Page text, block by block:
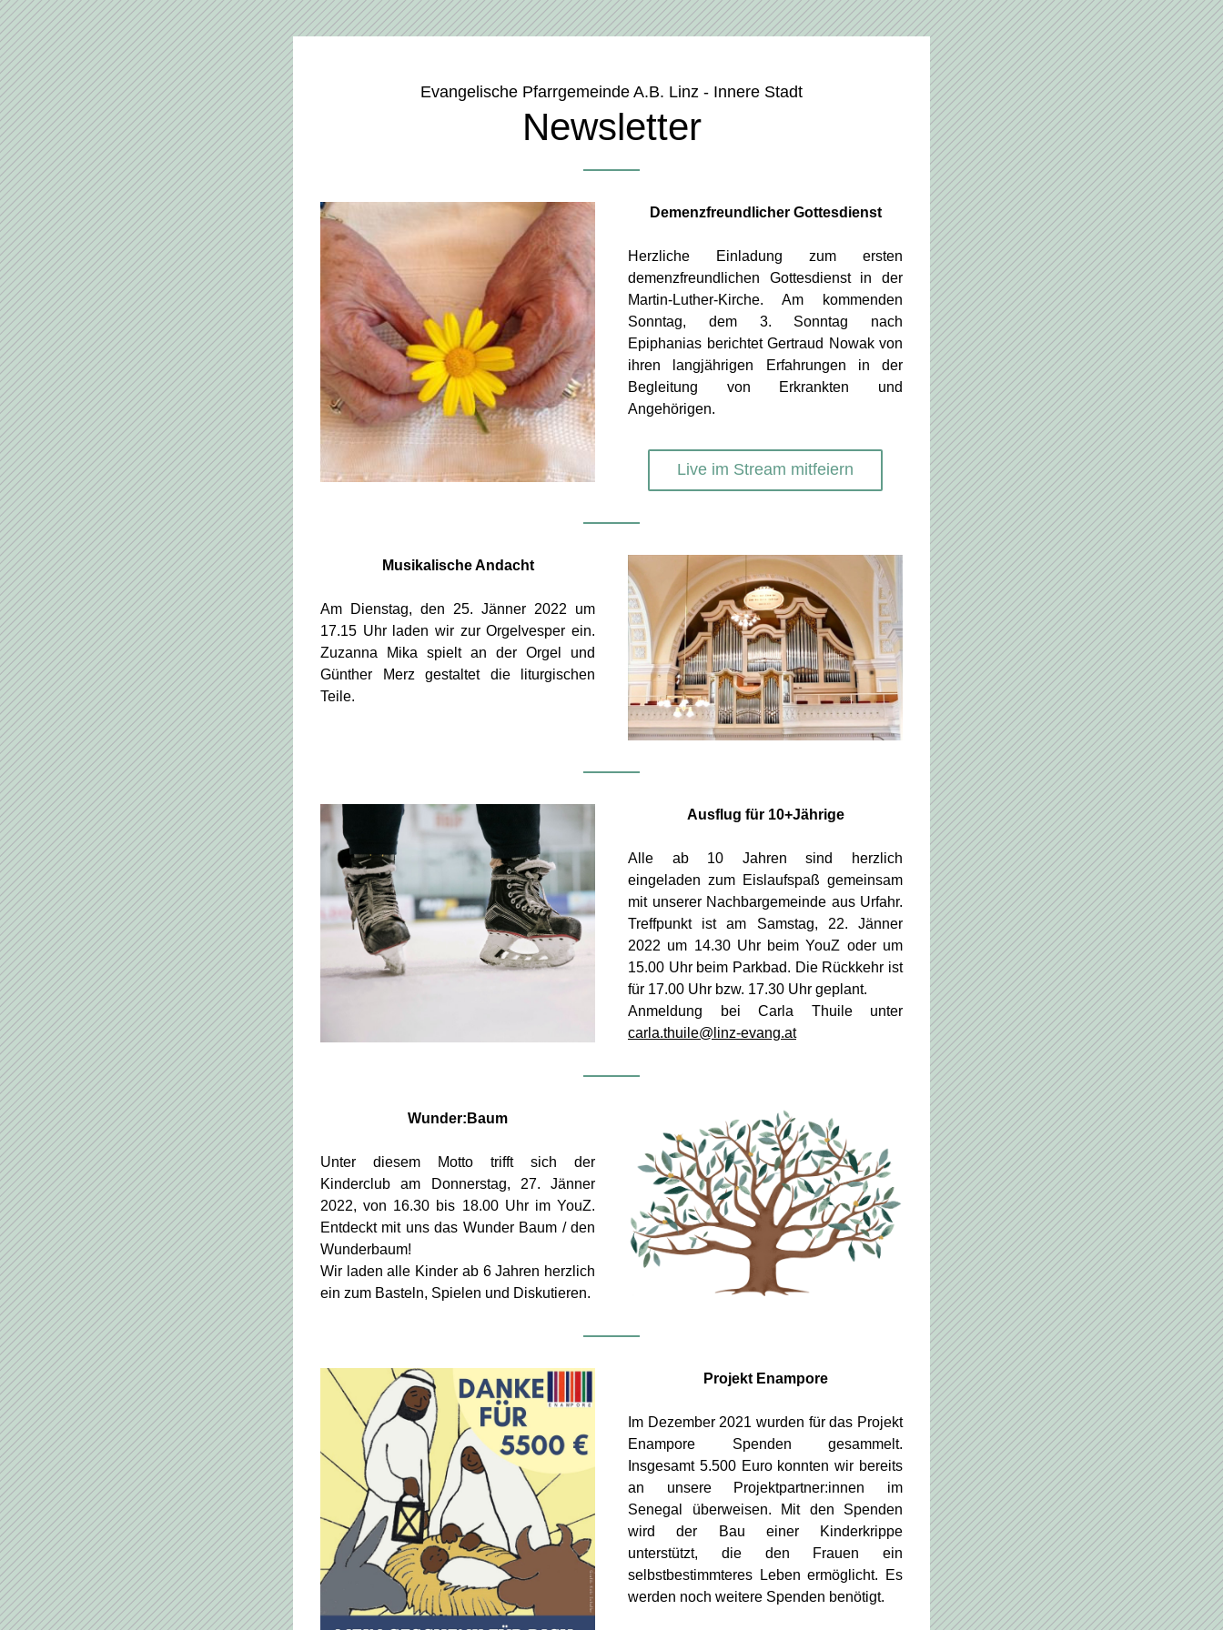
Evangelische Pfarrgemeinde A.B. Linz - Innere Stadt
Newsletter
Demenzfreundlicher Gottesdienst
Herzliche Einladung zum ersten
demenzfreundlichen Gottesdienst in der
Martin-Luther-Kirche. Am kommenden
Sonntag, dem 3. Sonntag nach
Epiphanias berichtet Gertraud Nowak von
ihren langjährigen Erfahrungen in der
Begleitung von Erkrankten und
Angehörigen.
Live im Stream mitfeiern
Musikalische Andacht
Am Dienstag, den 25. Jänner 2022 um
17.15 Uhr laden wir zur Orgelvesper ein.
Zuzanna Mika spielt an der Orgel und
Günther Merz gestaltet die liturgischen
Teile.
Ausflug für 10+Jährige
Alle ab 10 Jahren sind herzlich
eingeladen zum Eislaufspaß gemeinsam
mit unserer Nachbargemeinde aus Urfahr.
Treffpunkt ist am Samstag, 22. Jänner
2022 um 14.30 Uhr beim YouZ oder um
15.00 Uhr beim Parkbad. Die Rückkehr ist
für 17.00 Uhr bzw. 17.30 Uhr geplant.
carla.thuile@linz-evang.at
Wunder:Baum
Unter diesem Motto trifft sich der
Kinderclub am Donnerstag, 27. Jänner
2022, von 16.30 bis 18.00 Uhr im YouZ.
Entdeckt mit uns das Wunder Baum / den
Wunderbaum!
Wir laden alle Kinder ab 6 Jahren herzlich
ein zum Basteln, Spielen und Diskutieren.
Projekt Enampore
Im Dezember 2021 wurden für das Projekt
Enampore Spenden gesammelt.
Insgesamt 5.500 Euro konnten wir bereits
an unsere Projektpartner:innen im
Senegal überweisen. Mit den Spenden
wird der Bau einer Kinderkrippe
unterstützt, die den Frauen ein
selbstbestimmteres Leben ermöglicht. Es
werden noch weitere Spenden benötigt.